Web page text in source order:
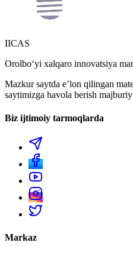
IICAS
Orolboʻyi xalqaro innovatsiya
Mazkur saytda eʼlon qilingan
saytimizga havola berish majburiy
Biz ijtimoiy tarmoqlarda
Markaz